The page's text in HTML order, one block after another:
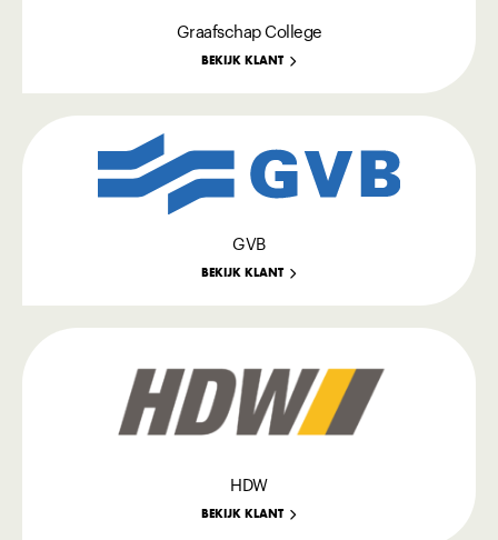
Graafschap College
BEKIJK KLANT
GVB
BEKIJK KLANT
HDW
BEKIJK KLANT